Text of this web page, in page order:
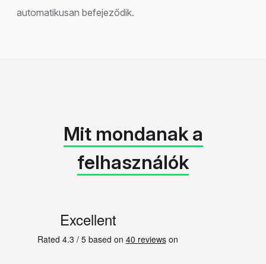
automatikusan befejeződik.
Mit mondanak a
felhasználók